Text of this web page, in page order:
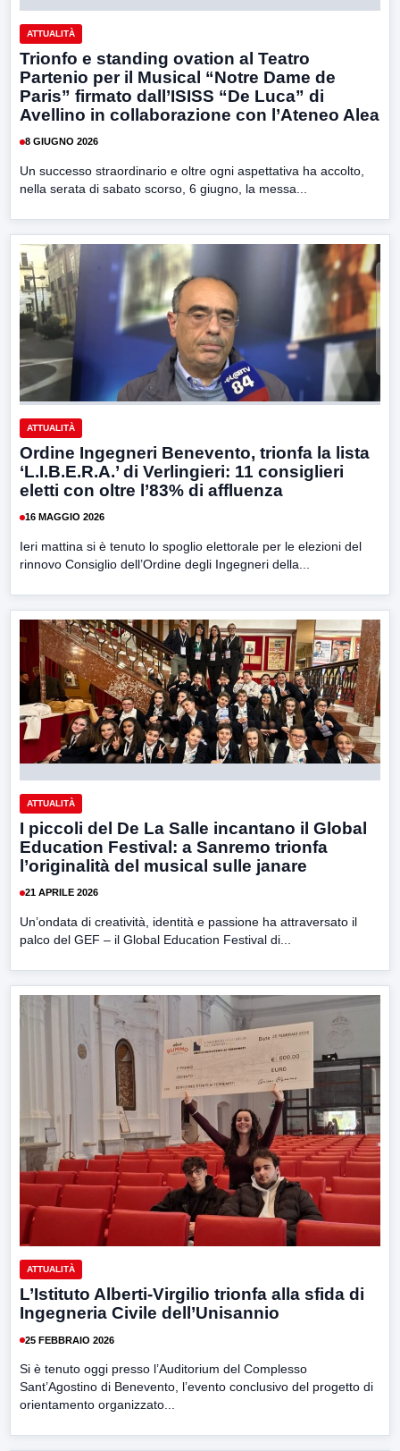
ATTUALITÀ
Trionfo e standing ovation al Teatro
Partenio per il Musical “Notre Dame de
Paris” firmato dall’ISISS “De Luca” di
Avellino in collaborazione con l’Ateneo Alea
8 GIUGNO 2026
Un successo straordinario e oltre ogni aspettativa ha accolto,
nella serata di sabato scorso, 6 giugno, la messa...
ATTUALITÀ
Ordine Ingegneri Benevento, trionfa la lista
‘L.I.B.E.R.A.’ di Verlingieri: 11 consiglieri
eletti con oltre l’83% di affluenza
16 MAGGIO 2026
Ieri mattina si è tenuto lo spoglio elettorale per le elezioni del
rinnovo Consiglio dell’Ordine degli Ingegneri della...
ATTUALITÀ
I piccoli del De La Salle incantano il Global
Education Festival: a Sanremo trionfa
l’originalità del musical sulle janare
21 APRILE 2026
Un’ondata di creatività, identità e passione ha attraversato il
palco del GEF – il Global Education Festival di...
ATTUALITÀ
L’Istituto Alberti-Virgilio trionfa alla sfida di
Ingegneria Civile dell’Unisannio
25 FEBBRAIO 2026
Si è tenuto oggi presso l’Auditorium del Complesso
Sant’Agostino di Benevento, l’evento conclusivo del progetto di
orientamento organizzato...